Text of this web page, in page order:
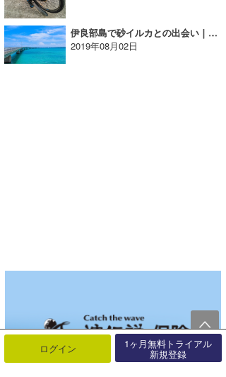
伊良部島で砂イルカとの出会い｜まっきーのウラナミ
2019年08月02日
ログイン 1ヶ月無料トライアル
新規登録